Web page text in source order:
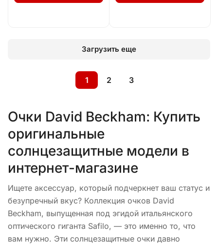
Загрузить еще
1 2 3
Очки David Beckham: Купить
оригинальные
солнцезащитные модели в
интернет-магазине
Ищете аксессуар, который подчеркнет ваш статус и
безупречный вкус? Коллекция очков David
Beckham, выпущенная под эгидой итальянского
оптического гиганта Safilo, — это именно то, что
вам нужно. Эти солнцезащитные очки давно